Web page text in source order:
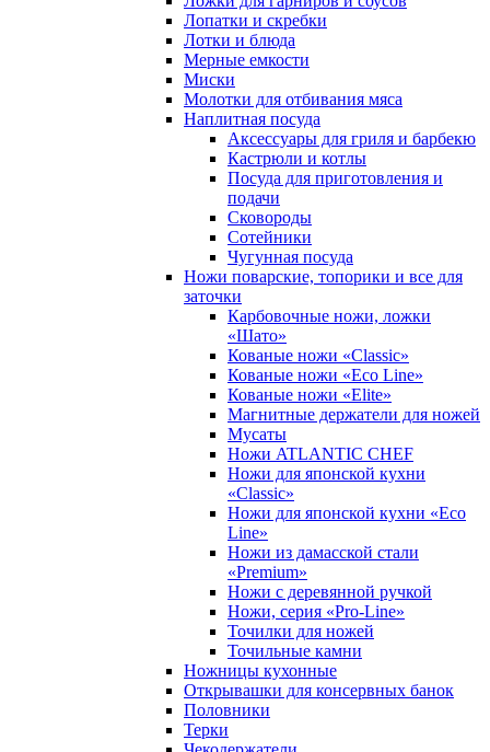
Лопатки и скребки
Лотки и блюда
Мерные емкости
Миски
Молотки для отбивания мяса
Наплитная посуда
Аксессуары для гриля и барбекю
Кастрюли и котлы
Посуда для приготовления и
подачи
Сковороды
Сотейники
Чугунная посуда
Ножи поварские, топорики и все для
заточки
Карбовочные ножи, ложки
«Шато»
Кованые ножи «Classic»
Кованые ножи «Eco Line»
Кованые ножи «Elite»
Магнитные держатели для ножей
Мусаты
Ножи ATLANTIC CHEF
Ножи для японской кухни
«Classic»
Ножи для японской кухни «Eco
Line»
Ножи из дамасской стали
«Premium»
Ножи с деревянной ручкой
Ножи, серия «Pro-Line»
Точилки для ножей
Точильные камни
Ножницы кухонные
Открывашки для консервных банок
Половники
Терки